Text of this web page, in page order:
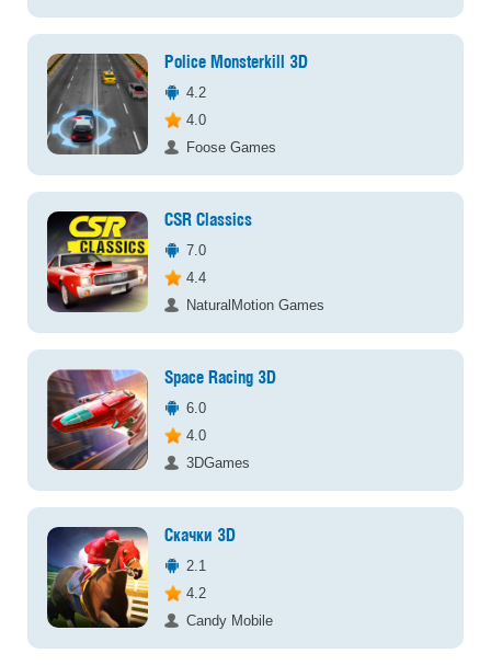
Police Monsterkill 3D
4.2
4.0
Foose Games
CSR Classics
7.0
4.4
NaturalMotion Games
Space Racing 3D
6.0
4.0
3DGames
Скачки 3D
2.1
4.2
Candy Mobile